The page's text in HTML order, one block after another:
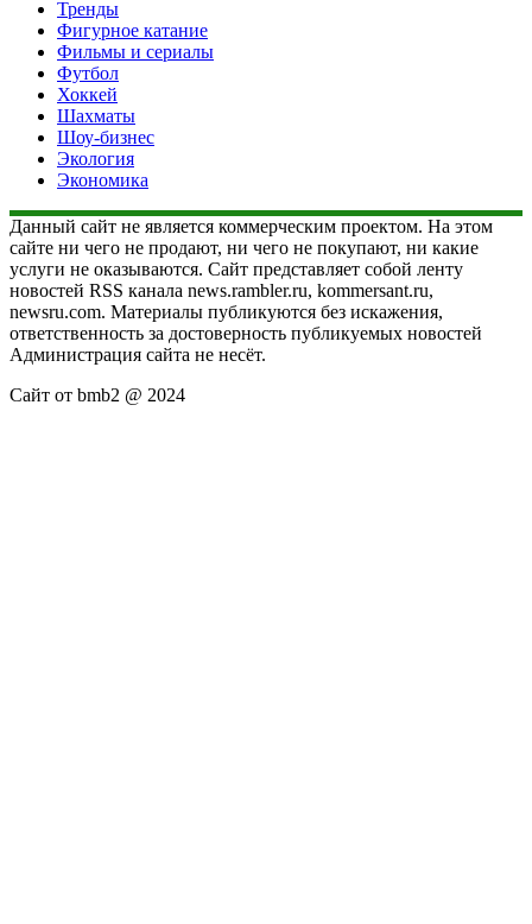
Тренды
Фигурное катание
Фильмы и сериалы
Футбол
Хоккей
Шахматы
Шоу-бизнес
Экология
Экономика
Данный сайт не является коммерческим проектом. На этом
сайте ни чего не продают, ни чего не покупают, ни какие
услуги не оказываются. Сайт представляет собой ленту
новостей RSS канала news.rambler.ru, kommersant.ru,
newsru.com. Материалы публикуются без искажения,
ответственность за достоверность публикуемых новостей
Администрация сайта не несёт.
Сайт от bmb2 @ 2024